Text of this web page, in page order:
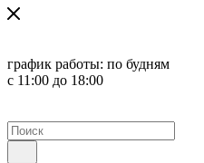
график работы: по будням
с 11:00 до 18:00